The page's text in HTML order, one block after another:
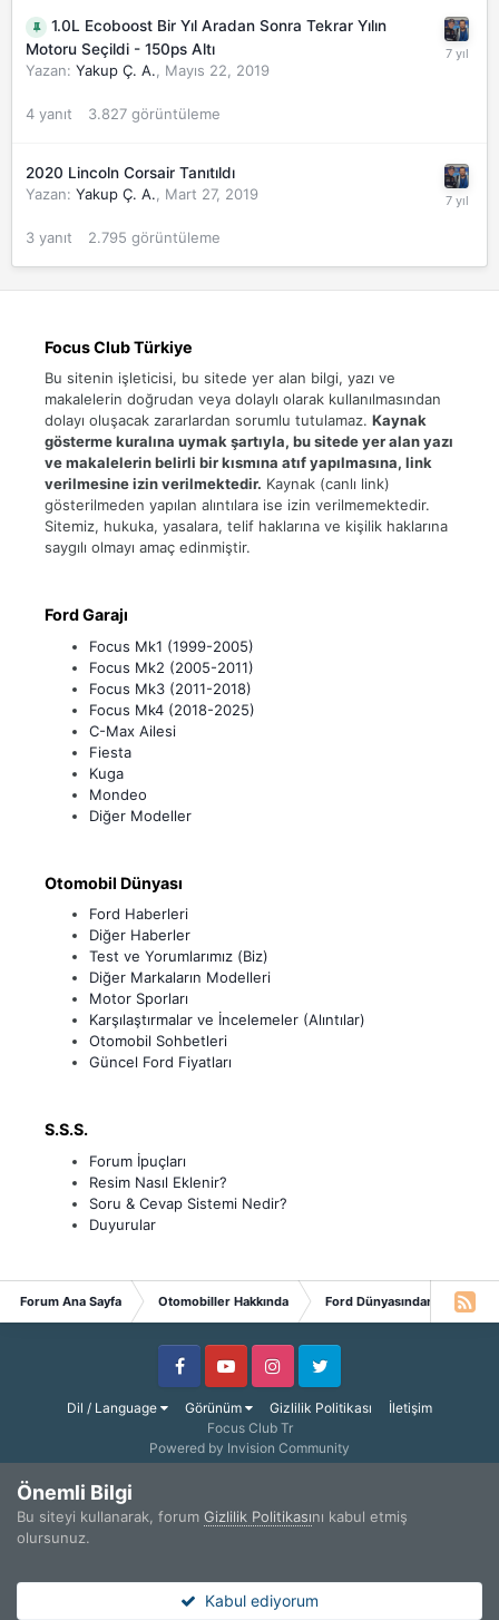
1.0L Ecoboost Bir Yıl Aradan Sonra Tekrar Yılın
Motoru Seçildi - 150ps Altı
Yazan: Yakup Ç. A. Mayıs 22, 2019
4 yanıt 3.827 görüntüleme
2020 Lincoln Corsair Tanıtıldı
Yazan: Yakup Ç. A. Mart 27, 2019
3 yanıt 2.795 görüntüleme
Focus Club Türkiye
Bu sitenin işleticisi, bu sitede yer alan bilgi, yazı ve
makalelerin doğrudan veya dolaylı olarak kullanılmasından
dolayı oluşacak zararlardan sorumlu tutulamaz. Kaynak
gösterme kuralına uymak şartıyla, bu sitede yer alan yazı
ve makalelerin belirli bir kısmına atıf yapılmasına, link
verilmesine izin verilmektedir. Kaynak (canlı link)
gösterilmeden yapılan alıntılara ise izin verilmemektedir.
Sitemiz, hukuka, yasalara, telif haklarına ve kişilik haklarına
saygılı olmayı amaç edinmiştir.
Ford Garajı
Focus Mk1 (1999-2005)
Focus Mk2 (2005-2011)
Focus Mk3 (2011-2018)
Focus Mk4 (2018-2025)
C-Max Ailesi
Fiesta
Kuga
Mondeo
Diğer Modeller
Otomobil Dünyası
Ford Haberleri
Diğer Haberler
Test ve Yorumlarımız (Biz)
Diğer Markaların Modelleri
Motor Sporları
Karşılaştırmalar ve İncelemeler (Alıntılar)
Otomobil Sohbetleri
Güncel Ford Fiyatları
S.S.S.
Forum İpuçları
Resim Nasıl Eklenir?
Soru & Cevap Sistemi Nedir?
Duyurular
Forum Ana Sayfa Otomobiller Hakkında Ford Dünyasından Haberler
Dil / Language Görünüm Gizlilik Politikası İletişim
FacebookYoutube InstagramTwitter
Focus Club Tr
Powered by Invision Community
Önemli Bilgi
Bu siteyi kullanarak, forum Gizlilik Politikasını kabul etmiş
olursunuz.
Kabul ediyorum